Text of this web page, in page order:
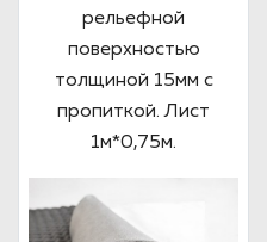
рельефной
поверхностью
толщиной 15мм с
пропиткой. Лист
1м*0,75м.